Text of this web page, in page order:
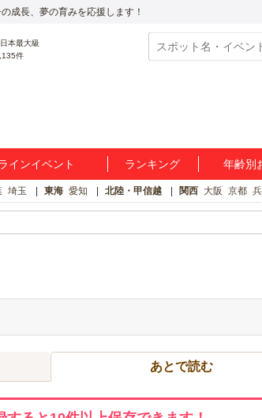
成長、夢の育みを応援します！
件
インイベント ランキング 年齢別
埼玉 東海 愛知 北陸・甲信越 関西 大阪 京都
あとで読む